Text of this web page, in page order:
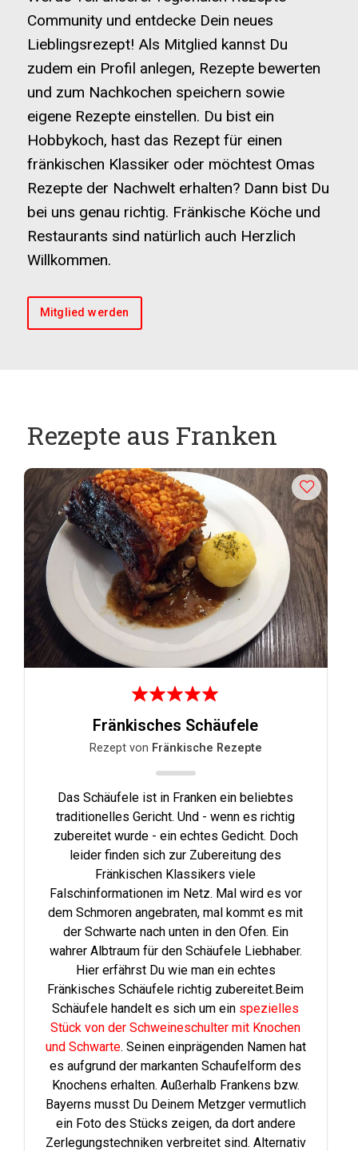
Community und entdecke Dein neues
Lieblingsrezept! Als Mitglied kannst Du
zudem ein Profil anlegen, Rezepte bewerten
und zum Nachkochen speichern sowie
eigene Rezepte einstellen. Du bist ein
Hobbykoch, hast das Rezept für einen
fränkischen Klassiker oder möchtest Omas
Rezepte der Nachwelt erhalten? Dann bist Du
bei uns genau richtig. Fränkische Köche und
Restaurants sind natürlich auch Herzlich
Willkommen.
Mitglied werden
Rezepte aus Franken
Fränkisches Schäufele
Rezept von Fränkische Rezepte
Das Schäufele ist in Franken ein beliebtes
traditionelles Gericht. Und - wenn es richtig
zubereitet wurde - ein echtes Gedicht. Doch
leider finden sich zur Zubereitung des
Fränkischen Klassikers viele
Falschinformationen im Netz. Mal wird es vor
dem Schmoren angebraten, mal kommt es mit
der Schwarte nach unten in den Ofen. Ein
wahrer Albtraum für den Schäufele Liebhaber.
Hier erfährst Du wie man ein echtes
Fränkisches Schäufele richtig zubereitet.Beim
Schäufele handelt es sich um ein spezielles
Stück von der Schweineschulter mit Knochen
und Schwarte. Seinen einprägenden Namen hat
es aufgrund der markanten Schaufelform des
Knochens erhalten. Außerhalb Frankens bzw.
Bayerns musst Du Deinem Metzger vermutlich
ein Foto des Stücks zeigen, da dort andere
Zerlegungstechniken verbreitet sind. Alternativ